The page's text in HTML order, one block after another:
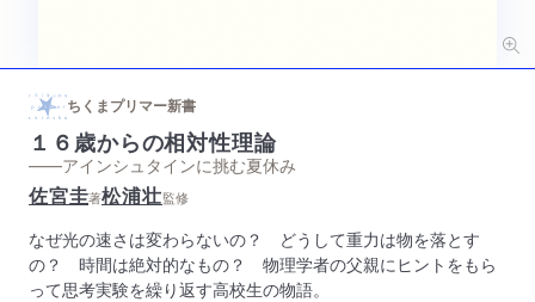
ちくまプリマー新書
１６歳からの相対性理論
——アインシュタインに挑む夏休み
佐宮圭著松浦壮監修
なぜ光の速さは変わらないの？ どうして重力は物を落とす
の？ 時間は絶対的なもの？ 物理学者の父親にヒントをもら
って思考実験を繰り返す高校生の物語。